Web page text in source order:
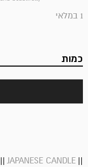
1 במלאי
כמות
||JAPANESE CANDLE ||